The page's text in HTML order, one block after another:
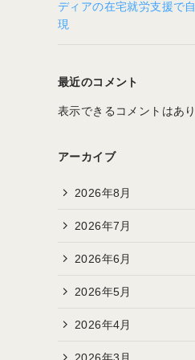
ディアの在宅就労支援で
現
最近のコメント
表示できるコメントはあり
アーカイブ
2026年8月
2026年7月
2026年6月
2026年5月
2026年4月
2026年3月